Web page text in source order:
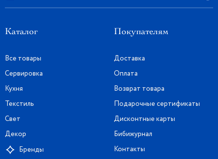
Каталог
Все товары
Сервировка
Кухня
Текстиль
Свет
Декор
Бренды
Покупателям
Доставка
Оплата
Возврат товара
Подарочные сертификаты
Дисконтные карты
Бибижурнал
Контакты